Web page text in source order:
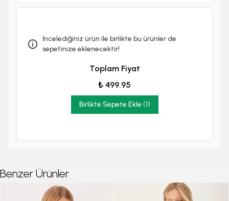
İncelediğiniz ürün ile birlikte bu ürünler de
sepetinize eklenecektir!
Toplam Fiyat
₺ 499.95
Birlikte Sepete Ekle (1)
Benzer Ürünler